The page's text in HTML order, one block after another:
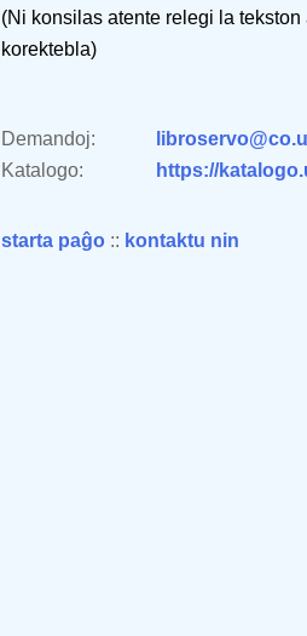
(Ni konsilas atente relegi la
korektebla)
Demandoj:
Katalogo:
https://
starta paĝo :: kontaktu nin